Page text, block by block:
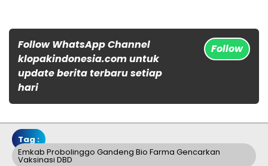
Follow WhatsApp Channel
klopakindonesia.com untuk
update berita terbaru setiap
hari
Follow
Tag :
Emkab Probolinggo Gandeng Bio Farma Gencarkan
Vaksinasi DBD